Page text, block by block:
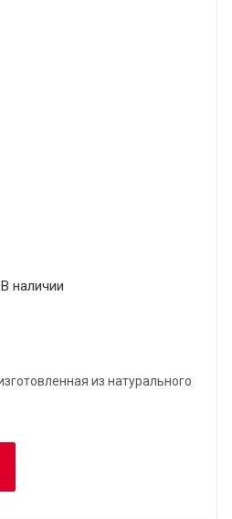
В наличии
из натурального